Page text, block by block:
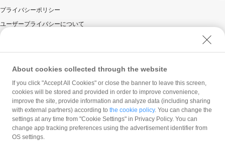
プライバシーポリシー
ユーザープライバシーについて
ウェブサイト利用規約
反社会的勢力に対する方針
勧誘方針
マネロン等基本方針
カスタマーハラスメントに関する当社の考え方
About cookies collected through the website
If you click "Accept All Cookies" or close the banner to leave this screen,
cookies will be stored and provided in order to improve convenience,
improve the site, provide information and analyze data (including sharing
with external partners) according to the cookie policy. You can change the
settings at any time from "Cookie Settings" in Privacy Policy. You can
change app tracking preferences using the advertisement identifier from
OS settings.